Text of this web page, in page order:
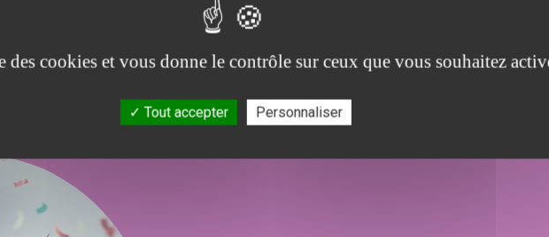
festives.
des cookies et vous donne le contrôle sur ceux que vous souhaitez
Tout accepter Personnaliser